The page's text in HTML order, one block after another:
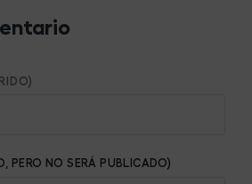
PERO NO SERÁ PUBLICADO)